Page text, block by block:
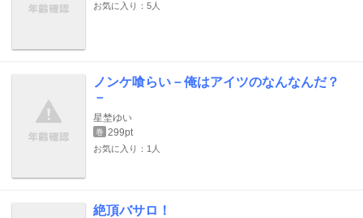
お気に入り：5人
ノンケ喰らい－俺はアイツのなんなんだ？
－
星埜ゆい
巻 299pt
お気に入り：1人
絶頂バサロ！